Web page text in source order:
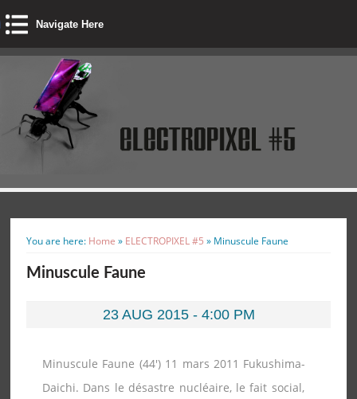
Navigate Here
You are here: Home » ELECTROPIXEL #5 » Minuscule Faune
Minuscule Faune
23 AUG 2015 - 4:00 PM
Minuscule Faune (44′) 11 mars 2011 Fukushima-
Daichi. Dans le désastre nucléaire, le fait social,